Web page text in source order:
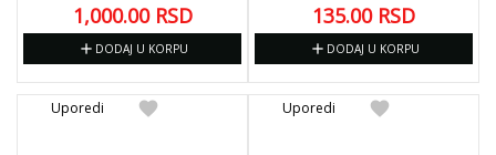
1,000.00 RSD
add DODAJ U KORPU
135.00 RSD
add DODAJ U KORPU
favorite
Uporedi favorite
Uporedi